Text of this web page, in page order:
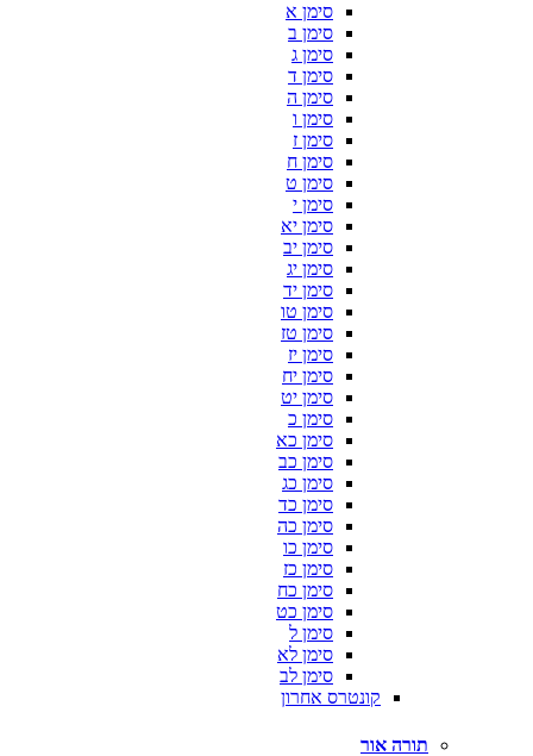
סימן א
סימן ב
סימן ג
סימן ד
סימן ה
סימן ו
סימן ז
סימן ח
סימן ט
סימן י
סימן יא
סימן יב
סימן יג
סימן יד
סימן טו
סימן טז
סימן יז
סימן יח
סימן יט
סימן כ
סימן כא
סימן כב
סימן כג
סימן כד
סימן כה
סימן כו
סימן כז
סימן כח
סימן כט
סימן ל
סימן לא
סימן לב
קונטרס אחרון
תורה אור